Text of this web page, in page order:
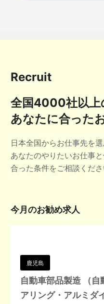
Recruit
全国4000社以上
あなたに合った
日本全国からお仕事先を選
あなたのやりたいお仕事
合った条件をご相談くださ
今月のお勧め求人
鹿児島
自動車部品製造 （
アリング・アルミダ